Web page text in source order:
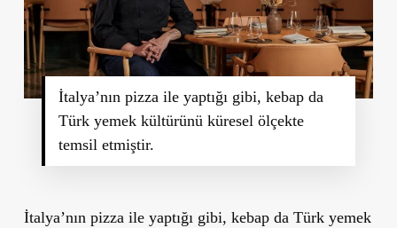
İtalya’nın pizza ile yaptığı gibi, kebap da
Türk yemek kültürünü küresel ölçekte
temsil etmiştir.
İtalya’nın pizza ile yaptığı gibi, kebap da Türk yemek